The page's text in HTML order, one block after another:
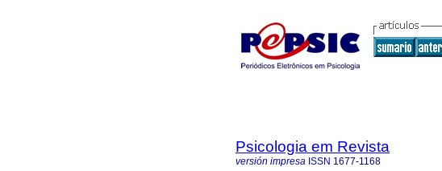
Psicologia em Revista
versión impresa ISSN 1677-1168